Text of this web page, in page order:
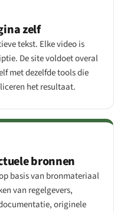
zelf
tekst. Elke video is
De site voldoet overal
met dezelfde tools die
het resultaat.
bronnen
basis van bronmateriaal
van regelgevers,
originele